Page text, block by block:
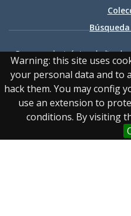
Warning: this site uses
your personal data and to
hack them. You may config
use an extension to
conditions. By visiting
Recurso electrónico
digitalizadas de